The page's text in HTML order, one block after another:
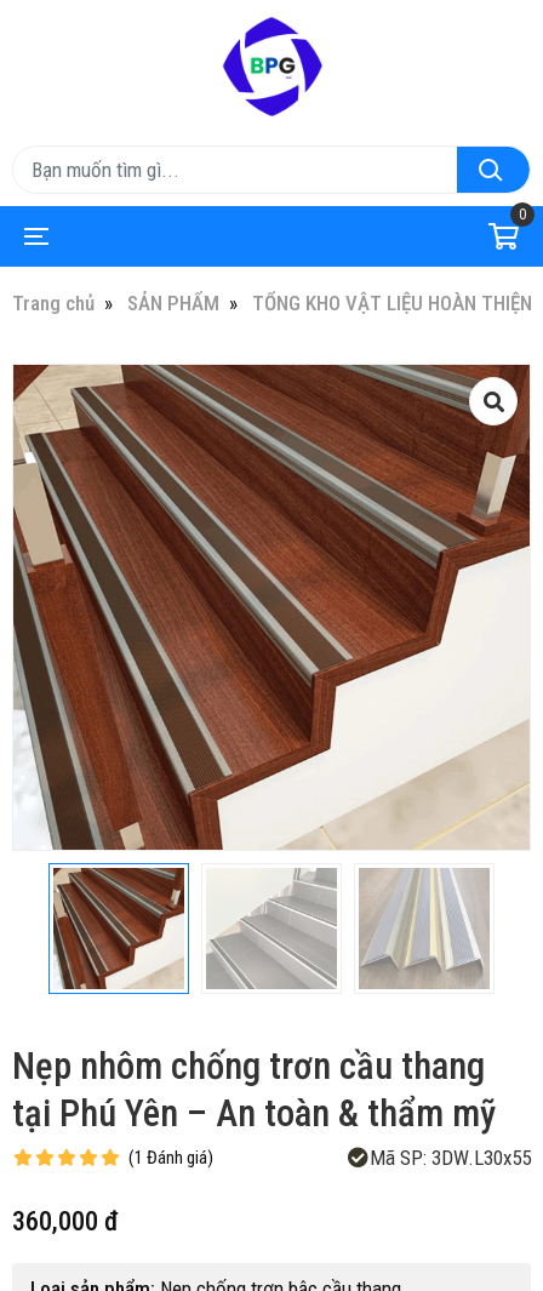
0
Trang chủ SẢN PHẨM TỔNG KHO VẬT LIỆU HOÀN THIỆN
Nẹp nhôm chống trơn cầu thang
tại Phú Yên – An toàn & thẩm mỹ
(1 Đánh giá) Mã SP: 3DW.L30x55
360,000 đ